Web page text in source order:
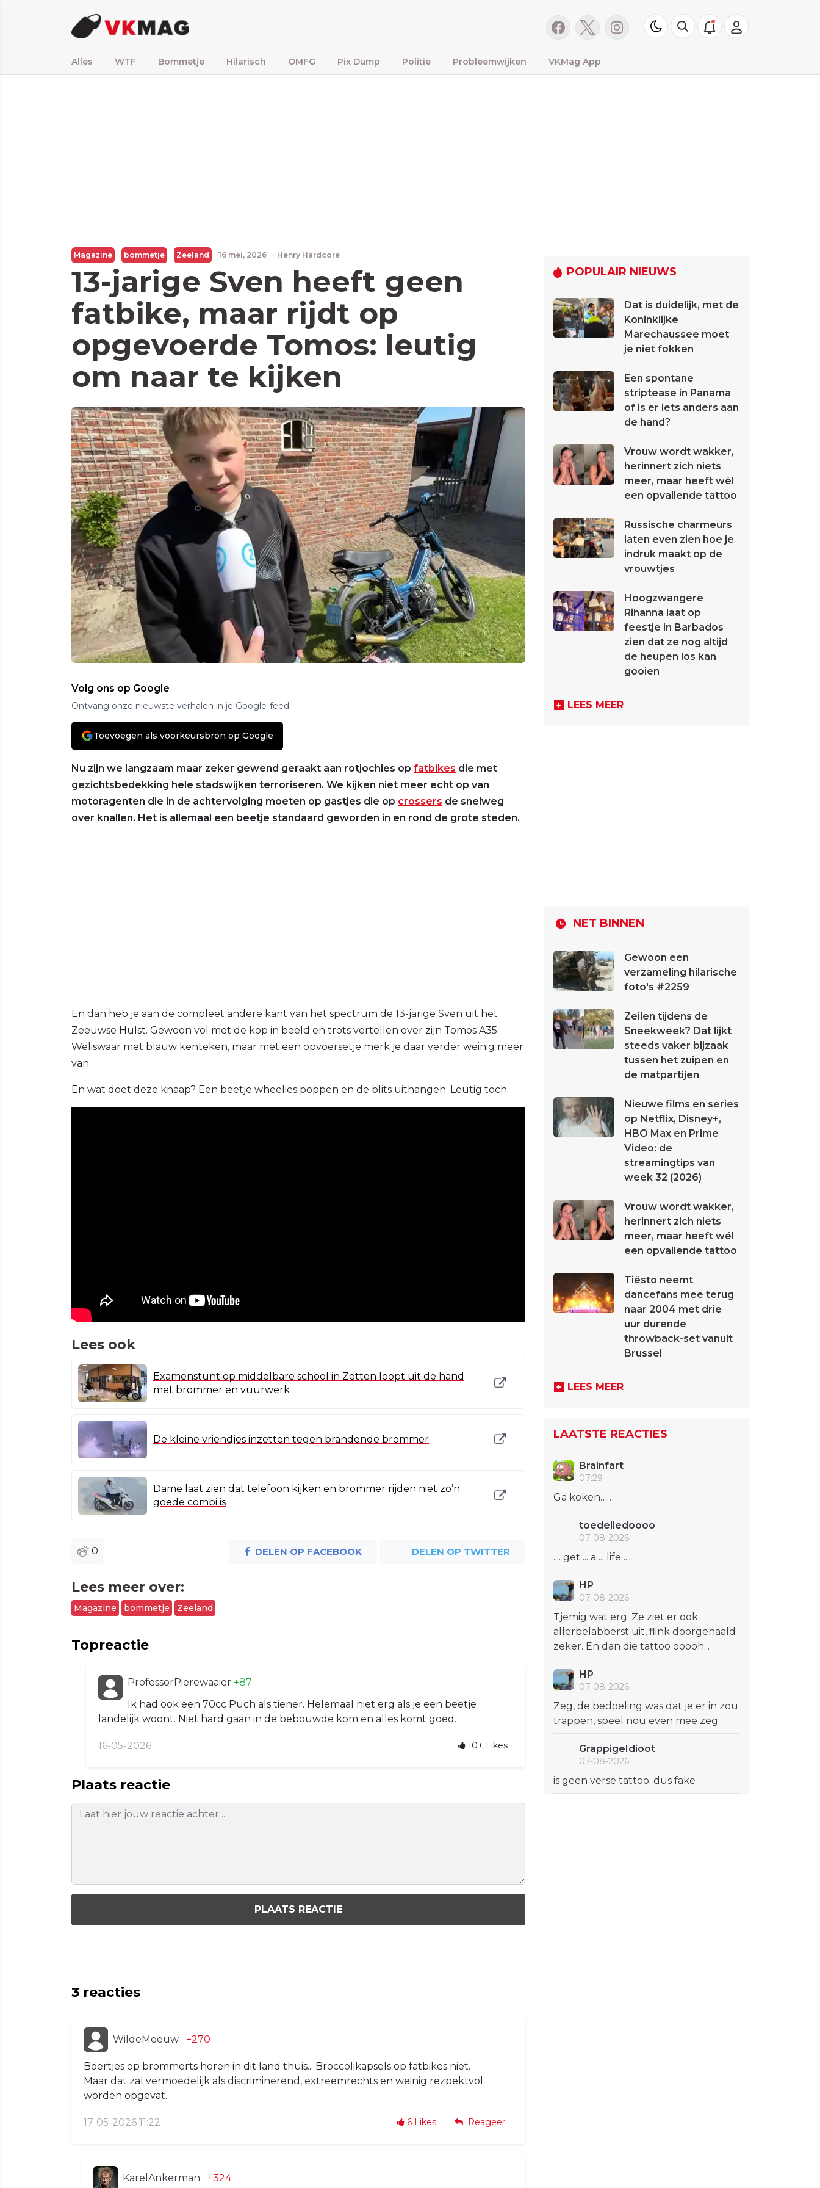
Alles WTF Bommetje Hilarisch OMFG Pix Dump Politie Probleemwijken VKMag App
Magazine bommetje Zeeland 16 mei, 2026 · Henry Hardcore
13-jarige Sven heeft geen
fatbike, maar rijdt op
opgevoerde Tomos: leutig
om naar te kijken
Volg ons op Google
Ontvang onze nieuwste verhalen in je Google-feed
Toevoegen als voorkeursbron op Google
Nu zijn we langzaam maar zeker gewend geraakt aan rotjochies op fatbikes die met
gezichtsbedekking hele stadswijken terroriseren. We kijken niet meer echt op van
motoragenten die in de achtervolging moeten op gastjes die op crossers de snelweg
over knallen. Het is allemaal een beetje standaard geworden in en rond de grote steden.
En dan heb je aan de compleet andere kant van het spectrum de 13-jarige Sven uit het
Zeeuwse Hulst. Gewoon vol met de kop in beeld en trots vertellen over zijn Tomos A35.
Weliswaar met blauw kenteken, maar met een opvoersetje merk je daar verder weinig meer
van.
En wat doet deze knaap? Een beetje wheelies poppen en de blits uithangen. Leutig toch.
Lees ook
Examenstunt op middelbare school in Zetten loopt uit de hand
met brommer en vuurwerk
De kleine vriendjes inzetten tegen brandende brommer
Dame laat zien dat telefoon kijken en brommer rijden niet zo’n
goede combi is
0 DELEN OP FACEBOOK DELEN OP TWITTER
Lees meer over:
Magazine bommetje Zeeland
Topreactie
ProfessorPierewaaier +87
Ik had ook een 70cc Puch als tiener. Helemaal niet erg als je een beetje
landelijk woont. Niet hard gaan in de bebouwde kom en alles komt goed.
16-05-2026 10+ Likes
Plaats reactie
PLAATS REACTIE
3 reacties
WildeMeeuw +270
Boertjes op brommerts horen in dit land thuis... Broccolikapsels op fatbikes niet.
Maar dat zal vermoedelijk als discriminerend, extreemrechts en weinig rezpektvol
worden opgevat.
17-05-2026 11:22 6 Likes Reageer
KarelAnkerman +324
POPULAIR NIEUWS
Dat is duidelijk, met de
Koninklijke
Marechaussee moet
je niet fokken
Een spontane
striptease in Panama
of is er iets anders aan
de hand?
Vrouw wordt wakker,
herinnert zich niets
meer, maar heeft wél
een opvallende tattoo
Russische charmeurs
laten even zien hoe je
indruk maakt op de
vrouwtjes
Hoogzwangere
Rihanna laat op
feestje in Barbados
zien dat ze nog altijd
de heupen los kan
gooien
LEES MEER
NET BINNEN
Gewoon een
verzameling hilarische
foto's #2259
Zeilen tijdens de
Sneekweek? Dat lijkt
steeds vaker bijzaak
tussen het zuipen en
de matpartijen
Nieuwe films en series
op Netflix, Disney+,
HBO Max en Prime
Video: de
streamingtips van
week 32 (2026)
Vrouw wordt wakker,
herinnert zich niets
meer, maar heeft wél
een opvallende tattoo
Tiësto neemt
dancefans mee terug
naar 2004 met drie
uur durende
throwback-set vanuit
Brussel
LEES MEER
LAATSTE REACTIES
Brainfart
07:29
Ga koken……
toedeliedoooo
07-08-2026
.... get ... a ... life ....
HP
07-08-2026
Tjemig wat erg. Ze ziet er ook
allerbelabberst uit, flink doorgehaald
zeker. En dan die tattoo ooooh...
HP
07-08-2026
Zeg, de bedoeling was dat je er in zou
trappen, speel nou even mee zeg.
GrappigeIdioot
07-08-2026
is geen verse tattoo. dus fake